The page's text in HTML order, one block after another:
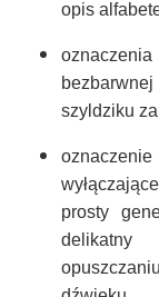
opis
bezbarwnej
szyldziku
prosty
delikatny